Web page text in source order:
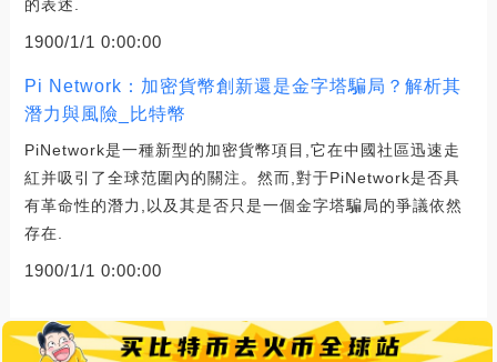
的表述.
1900/1/1 0:00:00
Pi Network：加密貨幣創新還是金字塔騙局？解析其
潛力與風險_比特幣
PiNetwork是一種新型的加密貨幣項目,它在中國社區迅速走
紅并吸引了全球范圍內的關注。然而,對于PiNetwork是否具
有革命性的潛力,以及其是否只是一個金字塔騙局的爭議依然
存在.
1900/1/1 0:00:00